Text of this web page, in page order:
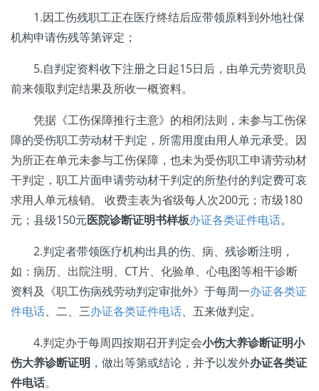
1.因工伤残职工正在医疗终结后应带领原料到外地社保
机构申请伤残等第评定；
5.自判定资料收下注册之日起15日后，由单元劳资职员
前来领取判定结果及所收一概资料。
凭据《工伤保障推行主意》的相闭法则，未参与工伤保
障的受伤职工劳动材干判定，所需用度由用人单元承受。因
为所正在单元未参与工伤保障，也未为受伤职工申请劳动材
干判定，职工片面申请劳动材干判定的所垫付的判定费可哀
求用人单元核销。 收费圭表为省级每人次200元；市级180
元；县级150元医院诊断证明书样板办证各类证件电话。
2.判定者带领医疗机构出具的伤、病、残诊断注明，
如：病历、出院注明、CT片、化验单、心电图等相干诊断
资料及《职工伤病残劳动判定审批外》于每周一办证各类证
件电话、二、三办证各类证件电话、五来做判定。
4.判定办于每周四按期召开判定会小伤大养诊断证明小
伤大养诊断证明 ，做出等第或结论，并予以发外办证各类证
件电话。